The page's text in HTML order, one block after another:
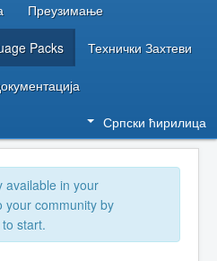
Преузимање
Packs Технички Захтеви
Српски ћирилица
available in your
your community by
to start.